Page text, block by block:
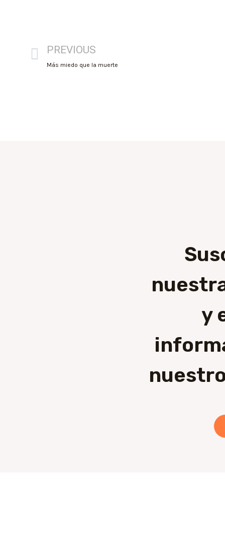
PREVIOUS
Más miedo que la muerte
y